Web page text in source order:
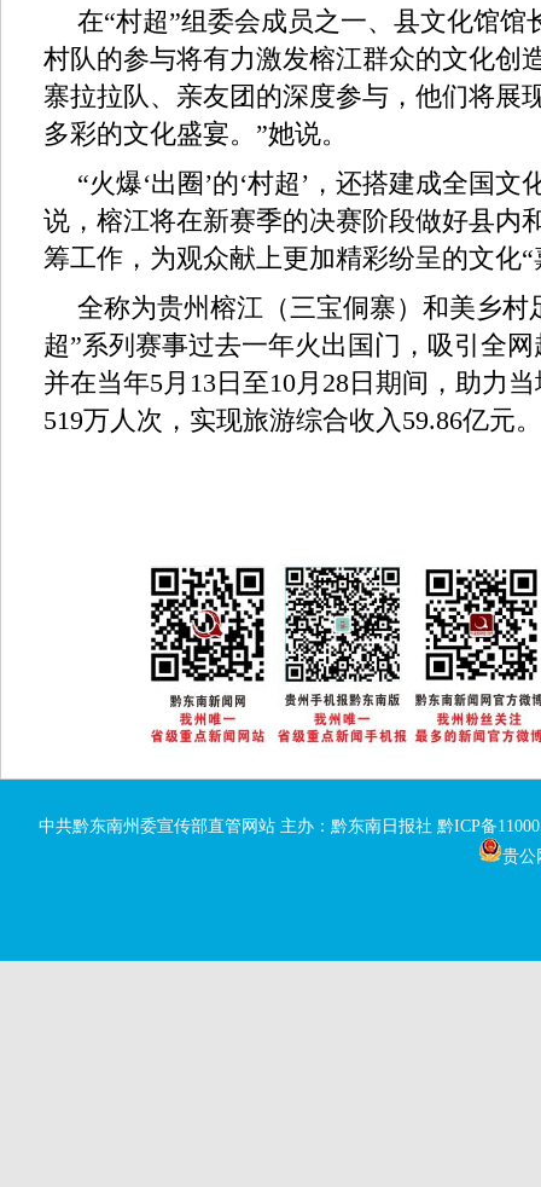
在“村超”组委会成员之一、县文化馆馆
村队的参与将有力激发榕江群众的文化创
寨拉拉队、亲友团的深度参与，他们将展
多彩的文化盛宴。”她说。
“火爆‘出圈’的‘村超’，还搭建成全国
说，榕江将在新赛季的决赛阶段做好县内
筹工作，为观众献上更加精彩纷呈的文化“
全称为贵州榕江（三宝侗寨）和美乡村
超”系列赛事过去一年火出国门，吸引全
并在当年5月13日至10月28日期间，助力
519万人次，实现旅游综合收入59.86亿元。
中共黔东南州委宣传部直管网站 主办：黔东南日报社 黔ICP备
贵公